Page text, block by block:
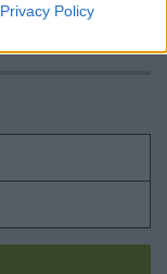
Privacy Policy